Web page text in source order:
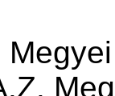
Megyei